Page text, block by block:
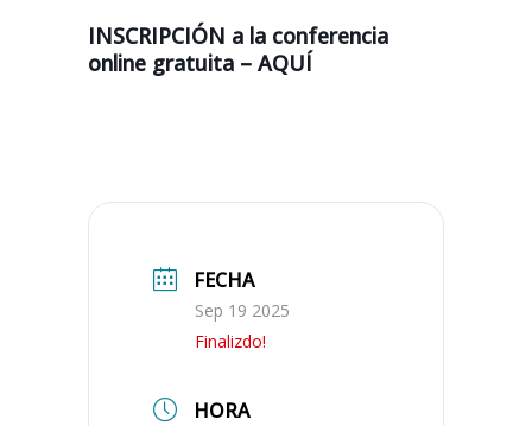
INSCRIPCIÓN a la conferencia
online gratuita – AQUÍ
FECHA
Sep 19 2025
Finalizdo!
HORA